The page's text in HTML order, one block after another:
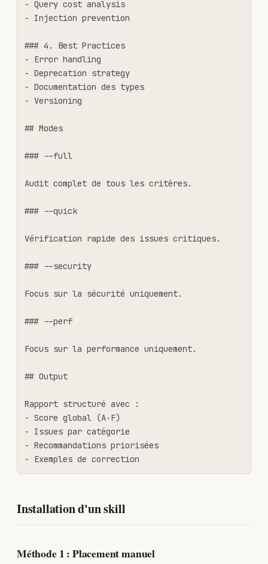
- Query cost analysis
- Injection prevention
### 4. Best Practices
- Error handling
- Deprecation strategy
- Documentation des types
- Versioning
## Modes
### --full
Audit complet de tous les critères.
### --quick
Vérification rapide des issues critiques.
### --security
Focus sur la sécurité uniquement.
### --perf
Focus sur la performance uniquement.
## Output
Rapport structuré avec :
- Score global (A-F)
- Issues par catégorie
- Recommandations priorisées
- Exemples de correction
Installation d'un skill
Méthode 1 : Placement manuel